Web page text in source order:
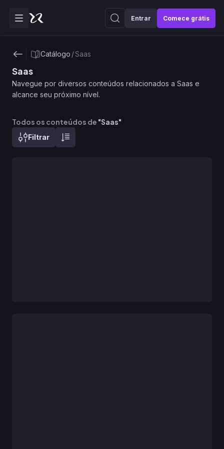
Entrar Comece grátis
Catálogo /Saas
Saas
Navegue por diversos conteúdos relacionados a Saas e
alcance seu próximo nível.
Todos os conteúdos de "Saas"
Filtrar